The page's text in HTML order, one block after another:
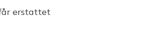
erstattet